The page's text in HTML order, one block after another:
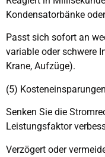
Kondensatorbänke
Passt sich sofort an
variable oder schwere
Krane, Aufzüge).
(5) Kosteneinsparungen
Senken Sie die
Leistungsfaktor
Verzögert oder